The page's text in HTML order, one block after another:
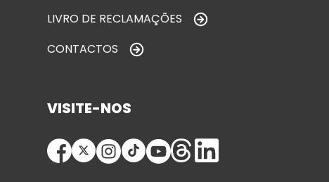
LIVRO DE RECLAMAÇÕES
CONTACTOS
VISITE-NOS